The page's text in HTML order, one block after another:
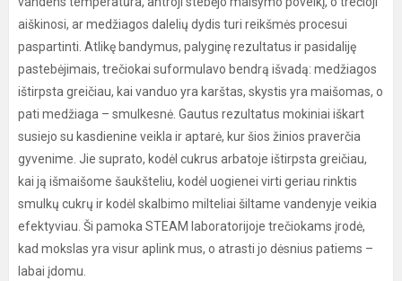
aiškinosi, ar medžiagos dalelių dydis turi reikšmės procesui
paspartinti. Atlikę bandymus, palyginę rezultatus ir pasidaliję
pastebėjimais, trečiokai suformulavo bendrą išvadą: medžiagos
ištirpsta greičiau, kai vanduo yra karštas, skystis yra maišomas, o
pati medžiaga – smulkesnė. Gautus rezultatus mokiniai iškart
susiejo su kasdienine veikla ir aptarė, kur šios žinios praverčia
gyvenime. Jie suprato, kodėl cukrus arbatoje ištirpsta greičiau,
kai ją išmaišome šaukšteliu, kodėl uogienei virti geriau rinktis
smulkų cukrų ir kodėl skalbimo milteliai šiltame vandenyje veikia
efektyviau. Ši pamoka STEAM laboratorijoje trečiokams įrodė,
kad mokslas yra visur aplink mus, o atrasti jo dėsnius patiems –
labai įdomu.